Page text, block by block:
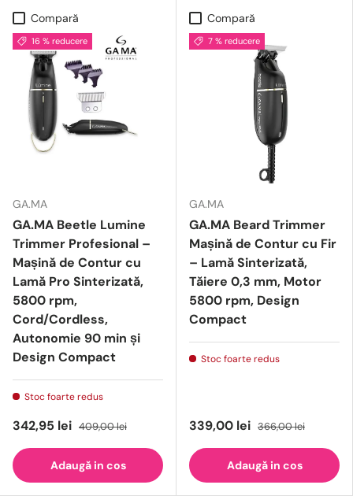
Compară
16 % reducere
GA.MA
GA.MA Beetle Lumine
Trimmer Profesional –
Mașină de Contur cu
Lamă Pro Sinterizată,
5800 rpm,
Cord/Cordless,
Autonomie 90 min și
Design Compact
Stoc foarte redus
342,95 lei 409,00 lei
Adaugă in cos
Compară
7 % reducere
GA.MA
GA.MA Beard Trimmer
Mașină de Contur cu Fir
– Lamă Sinterizată,
Tăiere 0,3 mm, Motor
5800 rpm, Design
Compact
Stoc foarte redus
339,00 lei 366,00 lei
Adaugă in cos